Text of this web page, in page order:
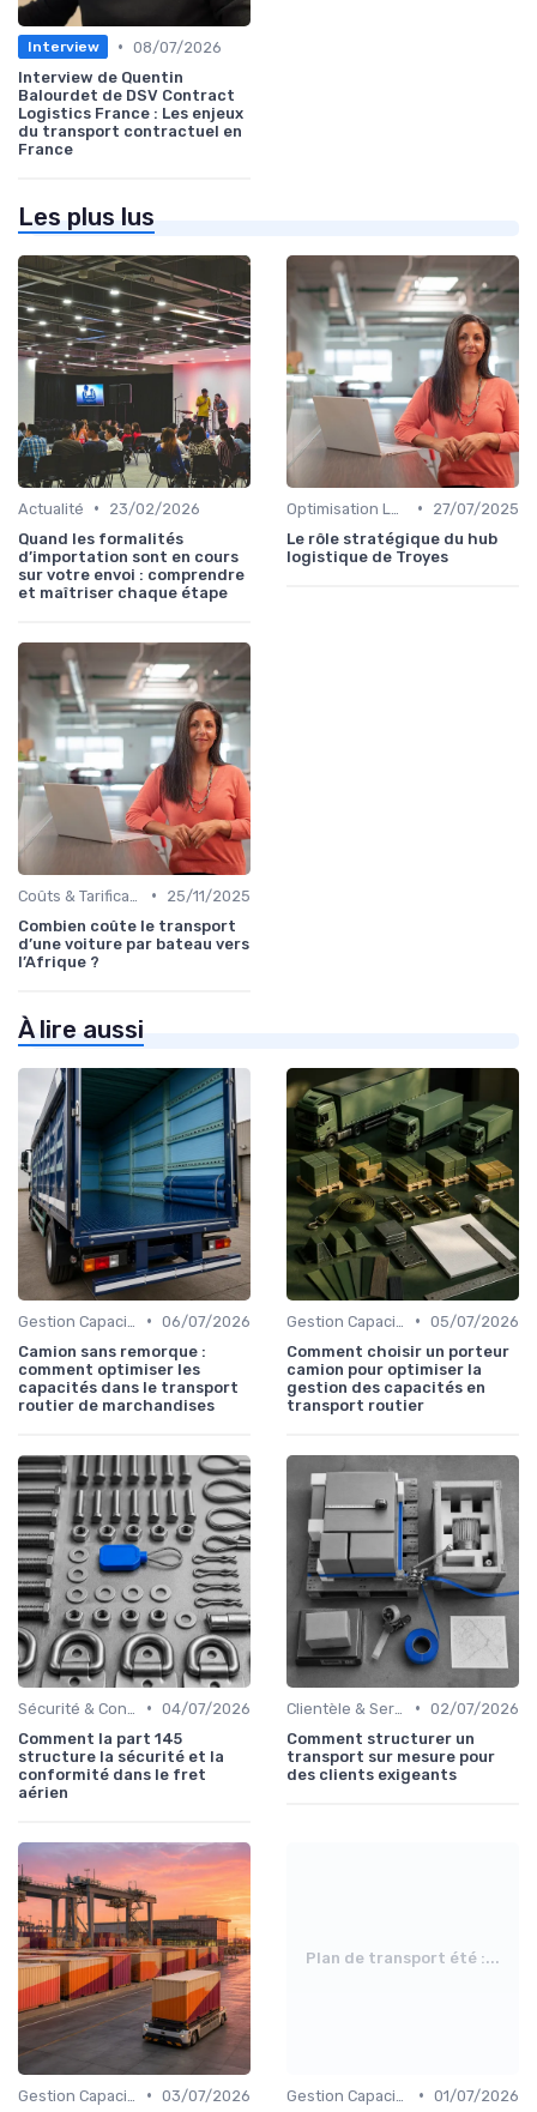
Interview • 08/07/2026
Interview de Quentin
Balourdet de DSV Contract
Logistics France : Les enjeux
du transport contractuel en
France
Les plus lus
Actualité •
23/02/2026
Quand les formalités
d’importation sont en cours
sur votre envoi : comprendre
et maîtriser chaque étape
•
27/07/2025
Le rôle stratégique du hub
logistique de Troyes
•
25/11/2025
Combien coûte le transport
d’une voiture par bateau vers
l’Afrique ?
À lire aussi
• 06/07/2026
Camion sans remorque :
comment optimiser les
capacités dans le transport
routier de marchandises
• 05/07/2026
Comment choisir un porteur
camion pour optimiser la
gestion des capacités en
transport routier
• 04/07/2026
Comment la part 145
structure la sécurité et la
conformité dans le fret
aérien
• 02/07/2026
Comment structurer un
transport sur mesure pour
des clients exigeants
• 03/07/2026
Plan de transport été :...
• 01/07/2026